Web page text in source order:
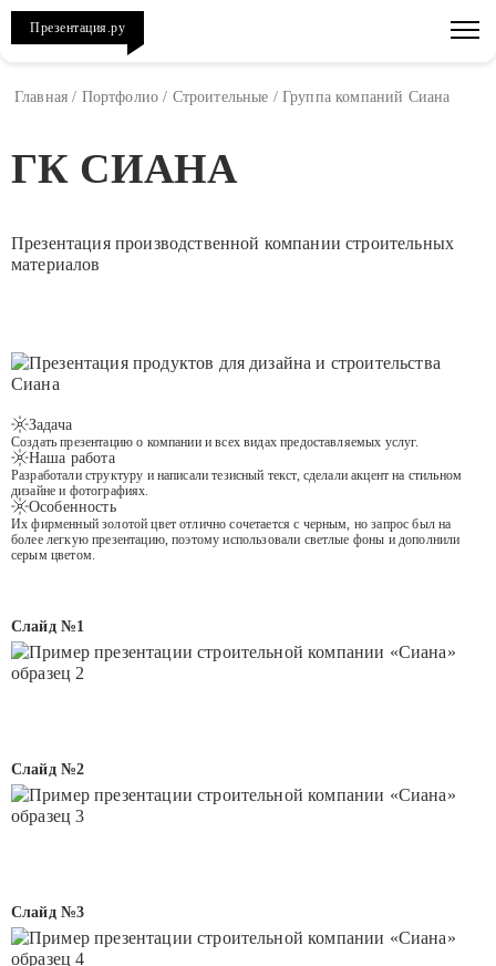
Презентация.ру
Главная / Портфолио / Строительные / Группа компаний Сиана
ГК СИАНА
Презентация производственной компании строительных
материалов
Задача
Создать презентацию о компании и всех видах предоставляемых услуг.
Наша работа
Разработали структуру и написали тезисный текст, сделали акцент на стильном
дизайне и фотографиях.
Особенность
Их фирменный золотой цвет отлично сочетается с черным, но запрос был на
более легкую презентацию, поэтому использовали светлые фоны и дополнили
серым цветом.
Слайд №1
Слайд №2
Слайд №3